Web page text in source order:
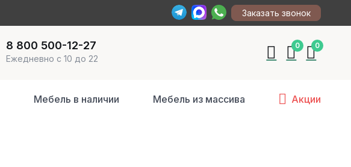
Заказать звонок
8 800 500-12-27
Ежедневно с 10 до 22
0 0
Мебель в наличии Мебель из массива Акции